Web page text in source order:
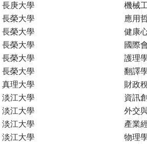
長庚大學
機械
長榮大學
應用
長榮大學
健康
長榮大學
國際
長榮大學
護理
長榮大學
翻譯
真理大學
財政
淡江大學
資訊
淡江大學
外交
淡江大學
產業
淡江大學
物理